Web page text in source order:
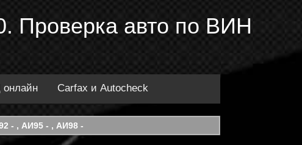
Проверка авто по ВИН
Carfax и Autocheck
- , АИ95 - , АИ98 -